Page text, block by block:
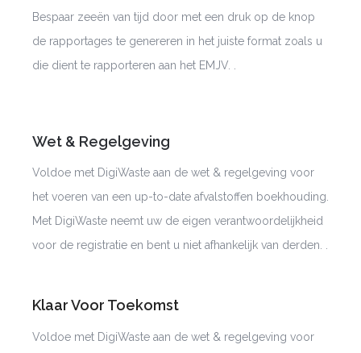
Bespaar zeeën van tijd door met een druk op de knop
de rapportages te genereren in het juiste format zoals u
die dient te rapporteren aan het EMJV
Wet & Regelgeving
Voldoe met DigiWaste aan de wet & regelgeving voor
het voeren van een up-to-date afvalstoffen boekhouding.
Met DigiWaste neemt uw de eigen verantwoordelijkheid
voor de registratie en bent u niet afhankelijk van derden.
Klaar Voor Toekomst
Voldoe met DigiWaste aan de wet & regelgeving voor